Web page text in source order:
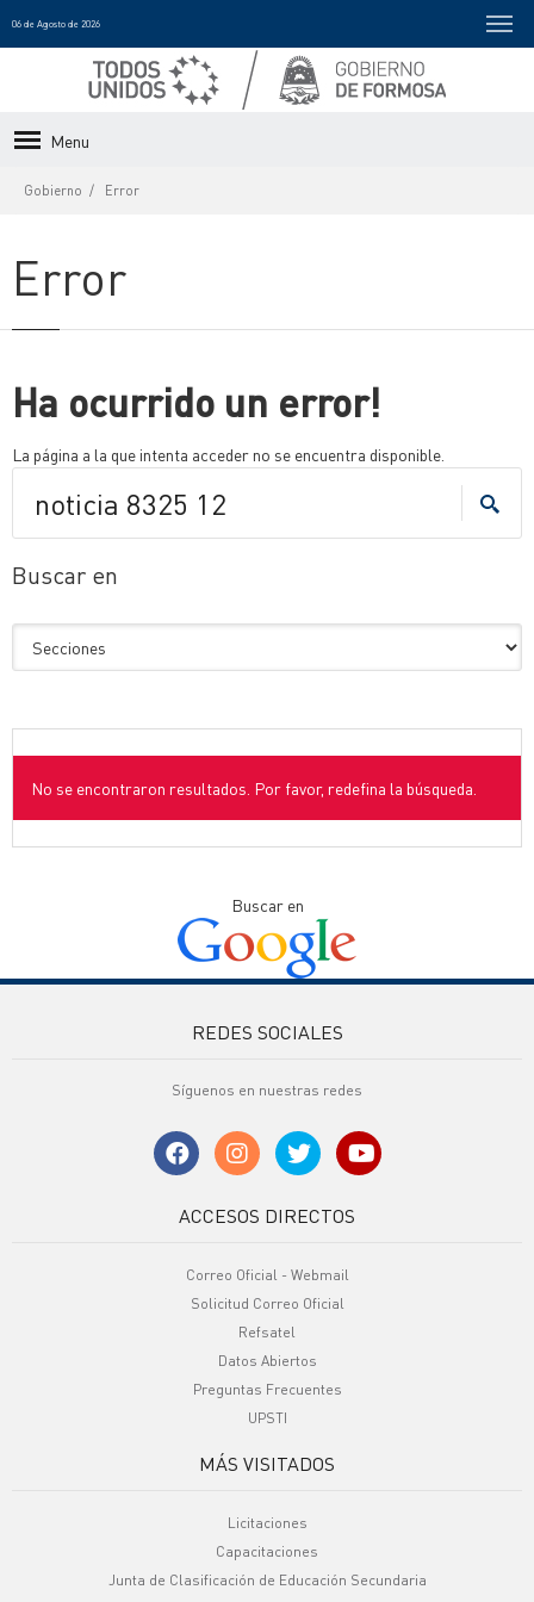
06 de Agosto de 2026
Menu
Gobierno Error
Error
Ha ocurrido un error!
La página a la que intenta acceder no se encuentra disponible.
Buscar en
No se encontraron resultados. Por favor, redefina la búsqueda.
Buscar en
REDES SOCIALES
Síguenos en nuestras redes
ACCESOS DIRECTOS
Correo Oficial - Webmail
Solicitud Correo Oficial
Refsatel
Datos Abiertos
Preguntas Frecuentes
UPSTI
MÁS VISITADOS
Licitaciones
Capacitaciones
Junta de Clasificación de Educación Secundaria